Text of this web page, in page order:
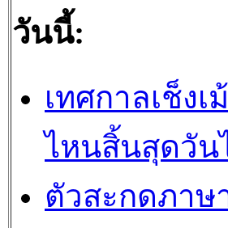
วันนี้:
เทศกาลเช็งเ
ไหนสิ้นสุดวัน
ตัวสะกดภาษ